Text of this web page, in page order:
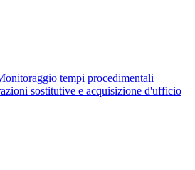
tempi procedimentali
sostitutive e acquisizione d'ufficio